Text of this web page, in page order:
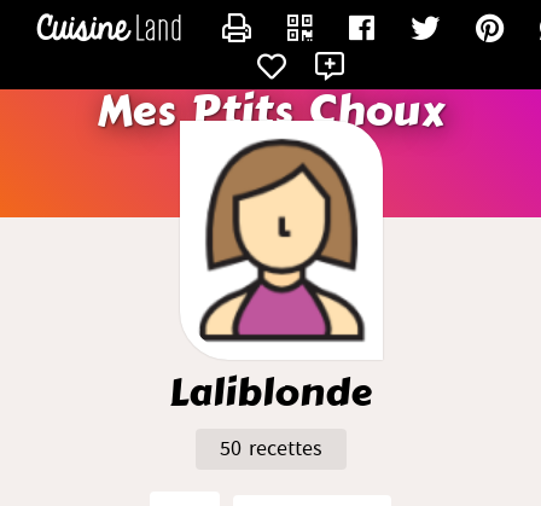
Mes Ptits Choux
Laliblonde
50 recettes
CONTACTER LALIBLONDE